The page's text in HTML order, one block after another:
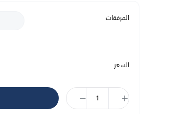
خالي من الصابون
المرفقات
السعر